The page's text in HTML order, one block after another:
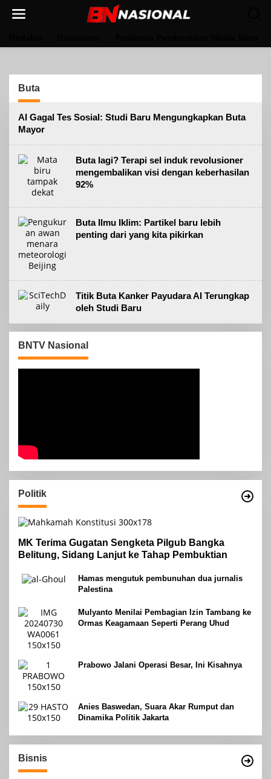
Buta
AI Gagal Tes Sosial: Studi Baru Mengungkapkan Buta
Mayor
Buta lagi? Terapi sel induk revolusioner
mengembalikan visi dengan keberhasilan
92%
Buta Ilmu Iklim: Partikel baru lebih
penting dari yang kita pikirkan
Titik Buta Kanker Payudara AI Terungkap
oleh Studi Baru
BNTV Nasional
Politik
MK Terima Gugatan Sengketa Pilgub Bangka
Belitung, Sidang Lanjut ke Tahap Pembuktian
Hamas mengutuk pembunuhan dua jurnalis
Palestina
Mulyanto Menilai Pembagian Izin Tambang ke
Ormas Keagamaan Seperti Perang Uhud
Prabowo Jalani Operasi Besar, Ini Kisahnya
Anies Baswedan, Suara Akar Rumput dan
Dinamika Politik Jakarta
Bisnis